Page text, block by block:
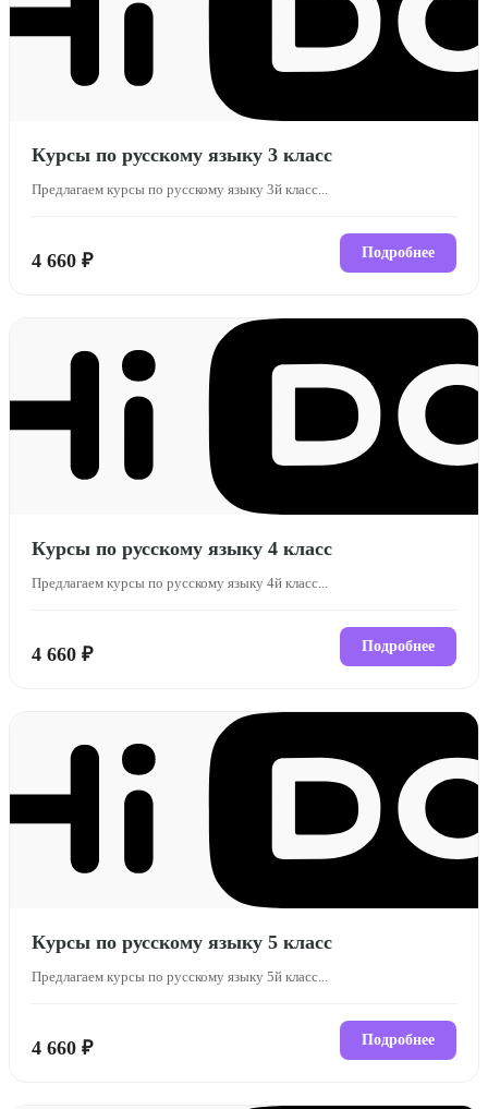
Курсы по русскому языку 3 класс
Предлагаем курсы по русскому языку 3й класс...
4 660 ₽ Подробнее
Курсы по русскому языку 4 класс
Предлагаем курсы по русскому языку 4й класс...
4 660 ₽ Подробнее
Курсы по русскому языку 5 класс
Предлагаем курсы по русскому языку 5й класс...
4 660 ₽ Подробнее